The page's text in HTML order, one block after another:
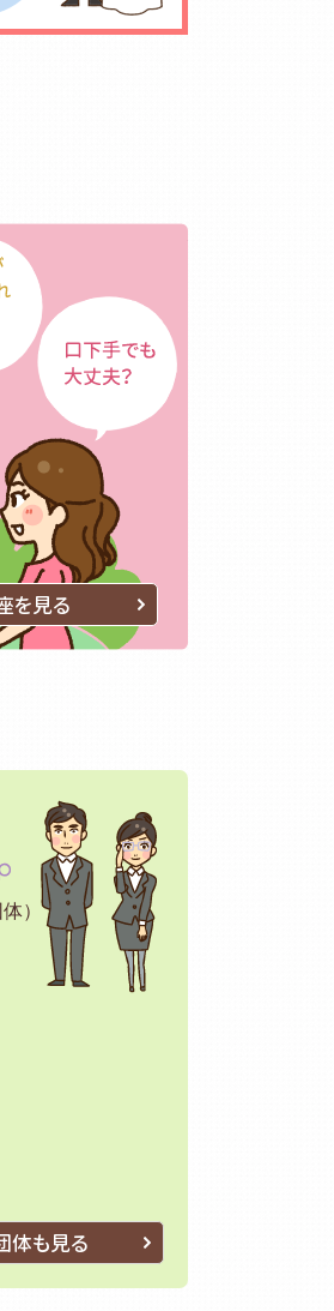
を見る
体登録制度』がスタートします！
体）
体も見る